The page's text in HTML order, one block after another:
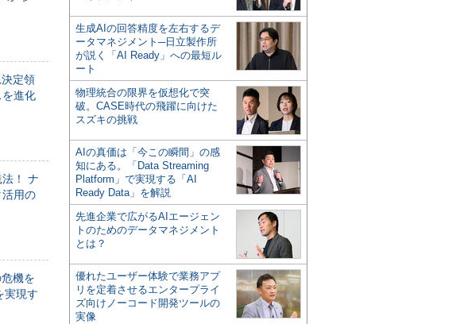
定領
進化
法！ ナ
活用の
機を
実現す
生成AIの回答精度を左右するデ
ータマネジメント─日立製作所
が説く「AI Ready」への最短ル
ート
物理統合の限界を仮想化で突
破。CASE時代の飛躍に向けた
スズキの挑戦
AIの真価は「今この瞬間」の感
知にある。「Data Streaming
Platform」で実現する「AI
Ready Data」を解説
先進企業で広がるAIエージェン
トのためのデータマネジメント
とは？
優れたユーザー体験で業務アプ
リを定着させるエンタープライ
ズ向けノーコード開発ツールの
実像